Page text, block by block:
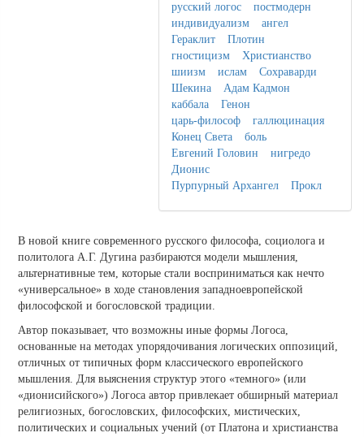
русский логос
постмодерн
индивидуализм
ангел
Гераклит
Плотин
гностицизм
Христианство
шиизм
ислам
Сохраварди
Шекина
Адам Кадмон
каббала
Генон
царь-философ
галлюцинация
Конец Света
боль
Евгений Головин
нигредо
Дионис
Пурпурный Архангел
Прокл
В новой книге современного русского философа, социолога и
политолога А.Г. Дугина разбираются модели мышления,
альтернативные тем, которые стали восприниматься как нечто
«универсальное» в ходе становления западноевропейской
философской и богословской традиции.
Автор показывает, что возможны иные формы Логоса,
основанные на методах упорядочивания логических оппозиций,
отличных от типичных форм классического европейского
мышления. Для выяснения структур этого «темного» (или
«дионисийского») Логоса автор привлекает обширный материал
религиозных, богословских, философских, мистических,
политических и социальных учений (от Платона и христианства